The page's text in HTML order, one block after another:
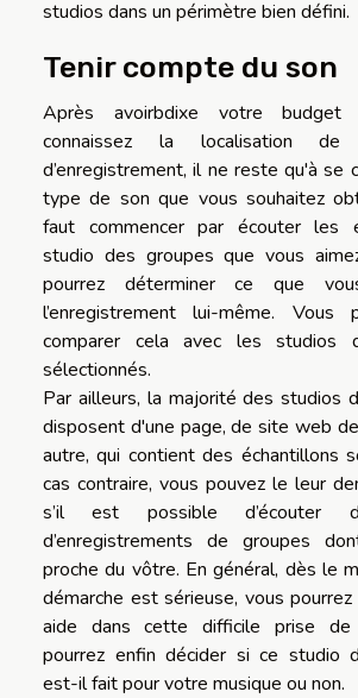
studios dans un périmètre bien défini.
Tenir compte du son
Après avoirbdixe votre
connaissez la localisation
d’enregistrement, il ne reste qu'à se
type de son que vous souhaitez
faut commencer par écouter les
studio des groupes que vous
pourrez déterminer ce que
l’enregistrement lui-même. Vous
comparer cela avec les studios
sélectionnés.
Par ailleurs, la majorité des studios
disposent d'une page, de site web
autre, qui contient des échantillons
cas contraire, vous pouvez le leur
s’il est possible d’écouter
d’enregistrements de groupes
proche du vôtre. En général, dès le
démarche est sérieuse, vous
aide dans cette difficile prise de
pourrez enfin décider si ce studio
est-il fait pour votre musique ou non.